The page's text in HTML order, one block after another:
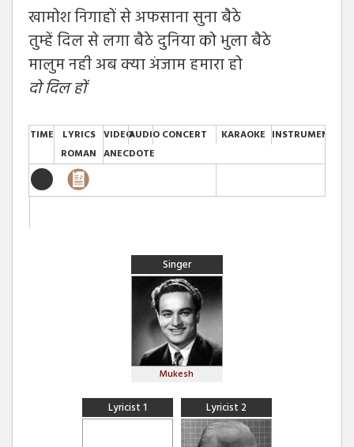
खामोश निगाहों से अफसाना सुना बैठे
तुम्हें दिल से लगा बैठे दुनिया को भुला बैठे
मालुम नही अब क्या अंजाम हमारा हो
दो दिल हों
TIME
LYRICS
ROMAN
VIDEOAUDIO CONCERT KARAOKE INSTRUMENTAL
ANECDOTE
Singer
Mukesh
Lyricist 1 Lyricist 2